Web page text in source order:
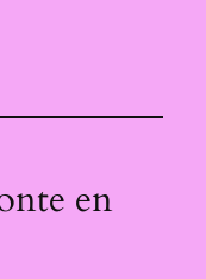
en